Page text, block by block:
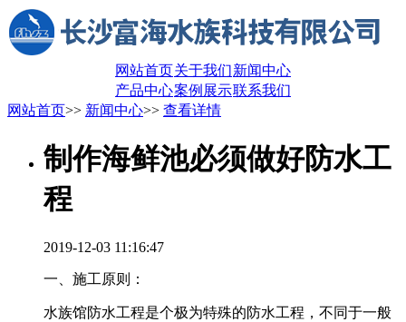
网站首页关于我们新闻中心
产品中心案例展示联系我们
网站首页>> 新闻中心>> 查看详情
制作海鲜池必须做好防水工
程
2019-12-03 11:16:47
一、施工原则：
水族馆防水工程是个极为特殊的防水工程，不同于一般